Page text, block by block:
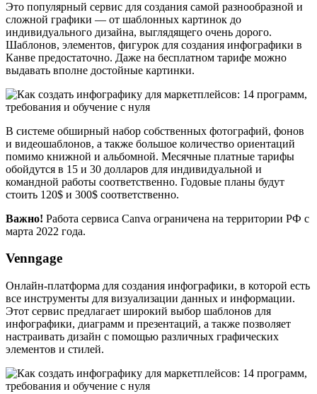
Это популярный сервис для создания самой разнообразной и
сложной графики — от шаблонных картинок до
индивидуального дизайна, выглядящего очень дорого.
Шаблонов, элементов, фигурок для создания инфографики в
Канве предостаточно. Даже на бесплатном тарифе можно
выдавать вполне достойные картинки.
В системе обширный набор собственных фотографий, фонов
и видеошаблонов, а также большое количество ориентаций
помимо книжной и альбомной. Месячные платные тарифы
обойдутся в 15 и 30 долларов для индивидуальной и
командной работы соответственно. Годовые планы будут
стоить 120$ и 300$ соответственно.
Важно! Работа сервиса Canva ограничена на территории РФ с
марта 2022 года.
Venngage
Онлайн-платформа для создания инфографики, в которой есть
все инструменты для визуализации данных и информации.
Этот сервис предлагает широкий выбор шаблонов для
инфографики, диаграмм и презентаций, а также позволяет
настраивать дизайн с помощью различных графических
элементов и стилей.